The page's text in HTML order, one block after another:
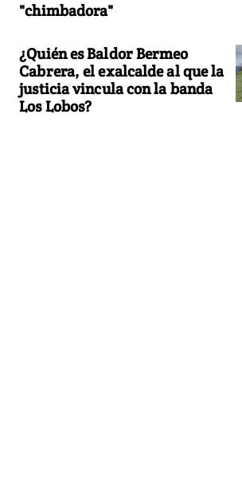
"chimbadora"
¿Quién es Baldor Bermeo
Cabrera, el exalcalde al que la
justicia vincula con la banda
Los Lobos?